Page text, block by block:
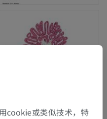
cookie或类似技术，特